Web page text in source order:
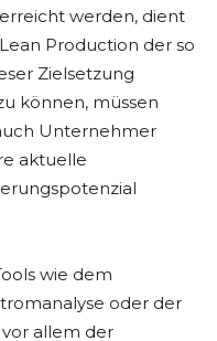
werden, dient
Production der so
Zielsetzung
können, müssen
Unternehmer
aktuelle
wie dem
oder der
allem der